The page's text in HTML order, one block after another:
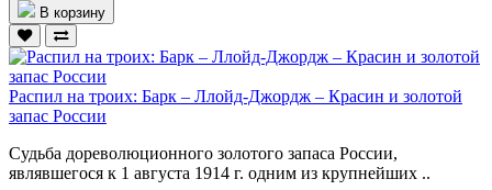
В корзину
Распил на троих: Барк – Ллойд-Джордж – Красин и золотой
запас России
Судьба дореволюционного золотого запаса России,
являвшегося к 1 августа 1914 г. одним из крупнейших ..